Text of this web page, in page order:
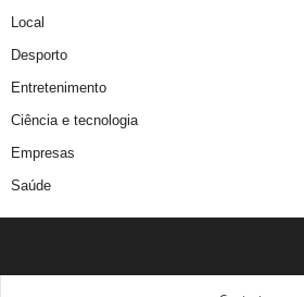
Local
Desporto
Entretenimento
Ciência e tecnologia
Empresas
Saúde